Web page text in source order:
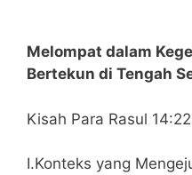
Melompat dalam
Bertekun di Tengah
Kisah Para Rasul 14:22
I.Konteks yang